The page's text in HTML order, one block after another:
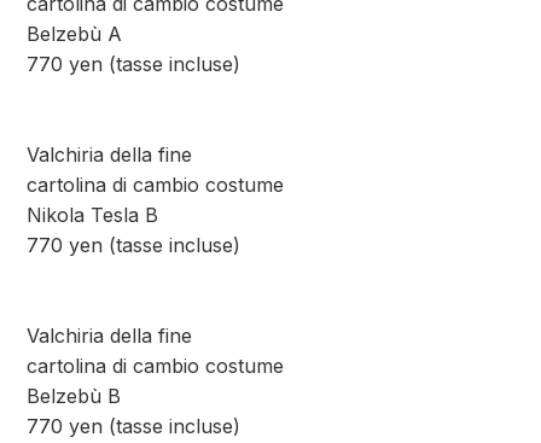
Belzebù A
770 yen (tasse incluse)
Valchiria della fine
cartolina di cambio costume
Nikola Tesla B
770 yen (tasse incluse)
Valchiria della fine
cartolina di cambio costume
Belzebù B
770 yen (tasse incluse)